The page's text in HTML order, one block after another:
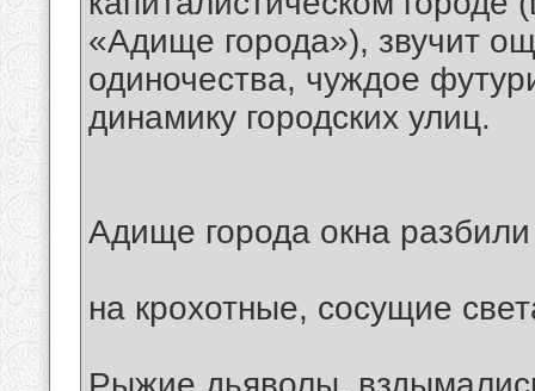
«Адище города»), звучит
одиночества, чуждое
динамику городских улиц.
Адище города окна разбили
на крохотные, сосущие